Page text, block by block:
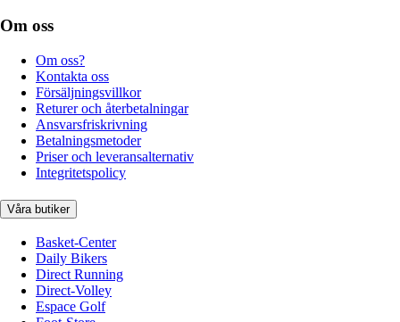
Om oss
Om oss?
Kontakta oss
Försäljningsvillkor
Returer och återbetalningar
Ansvarsfriskrivning
Betalningsmetoder
Priser och leveransalternativ
Integritetspolicy
Våra butiker
Basket-Center
Daily Bikers
Direct Running
Direct-Volley
Espace Golf